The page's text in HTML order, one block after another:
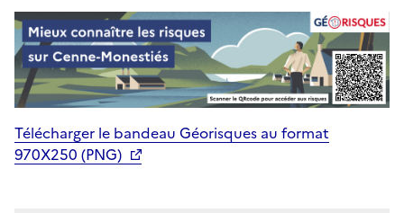
Télécharger le bandeau Géorisques au format
970X250 (PNG)